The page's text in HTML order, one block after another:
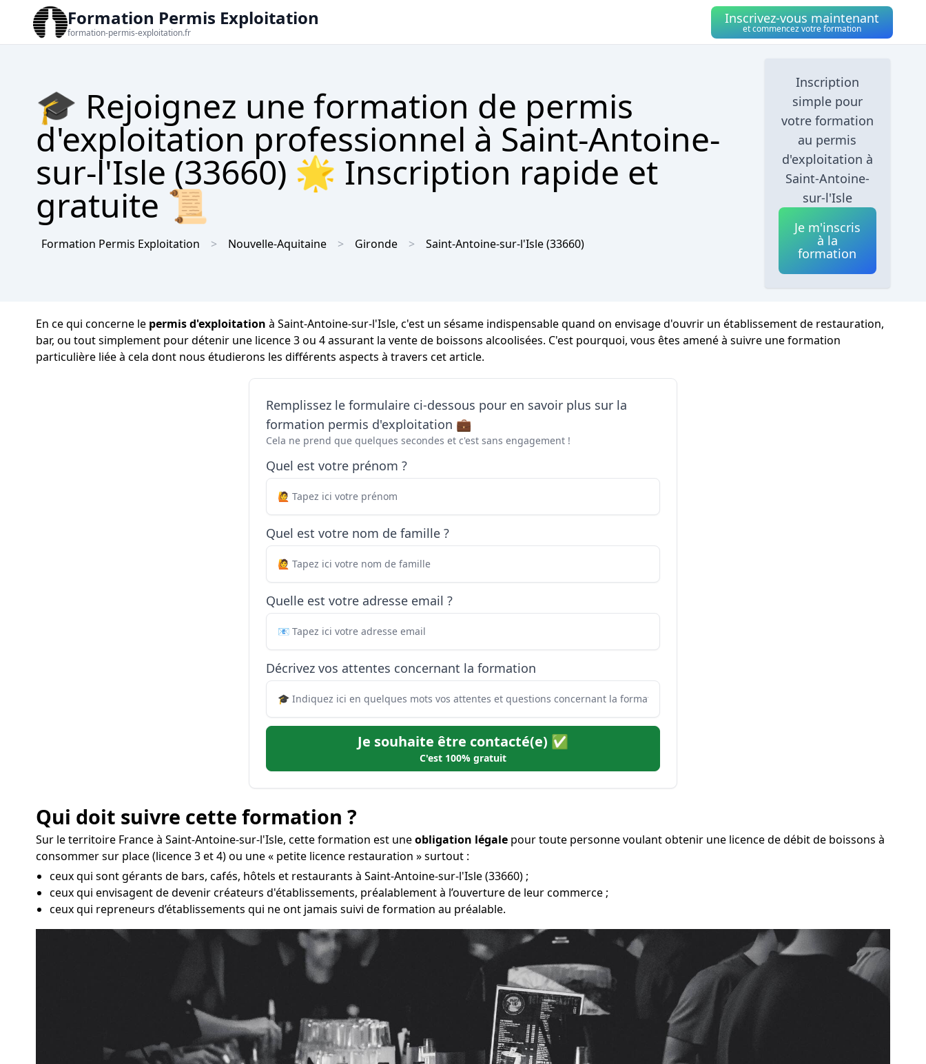
Formation Permis Exploitation
formation-permis-exploitation.fr
Inscrivez-vous maintenant
et commencez votre formation
🎓 Rejoignez une formation de permis
d'exploitation professionnel à Saint-Antoine-
sur-l'Isle (33660) 🌟 Inscription rapide et
gratuite 📜
Formation Permis Exploitation Nouvelle-Aquitaine Gironde Saint-Antoine-sur-l'Isle(33660)
Inscription
simple pour
votre formation
au permis
d'exploitation à
Saint-Antoine-
sur-l'Isle
Je m'inscris
à la
formation
En ce qui concerne le permis d'exploitation à Saint-Antoine-sur-l'Isle, c'est un sésame indispensable quand on envisage d'ouvrir un établissement de restauration,
bar, ou tout simplement pour détenir une licence 3 ou 4 assurant la vente de boissons alcoolisées. C'est pourquoi, vous êtes amené à suivre une formation
particulière liée à cela dont nous étudierons les différents aspects à travers cet article.
Remplissez le formulaire ci-dessous pour en savoir plus sur la
formation permis d'exploitation 💼
Cela ne prend que quelques secondes et c'est sans engagement !
Quel est votre prénom ?
Quel est votre nom de famille ?
Quelle est votre adresse email ?
Décrivez vos attentes concernant la formation
Je souhaite être contacté(e) ✅
C'est 100% gratuit
Qui doit suivre cette formation ?
Sur le territoire France à Saint-Antoine-sur-l'Isle, cette formation est uneobligation légale pour toute personne voulant obtenir une licence de débit de boissons à
consommer sur place (licence 3 et 4) ou une « petite licence restauration » surtout :
ceux qui sont gérants de bars, cafés, hôtels et restaurants à Saint-Antoine-sur-l'Isle (33660) ;
ceux qui envisagent de devenir créateurs d'établissements, préalablement à l’ouverture de leur commerce ;
ceux qui repreneurs d’établissements qui ne ont jamais suivi de formation au préalable.